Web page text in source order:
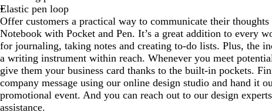
Elastic pen loop
Offer customers a practical way to communicate their
Notebook with Pocket and Pen. It’s a great addition to every
for journaling, taking notes and creating to-do lists. Plus, the
a writing instrument within reach. Whenever you meet
give them your business card thanks to the built-in pockets.
company message using our online design studio and hand it
promotional event. And you can reach out to our design
assistance.